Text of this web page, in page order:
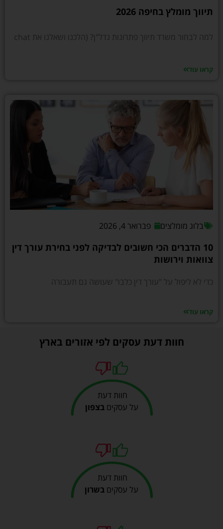
תיווך מומלץ בחיפה 2026
למה לבחור משרד תיווך פתרונות נדל"ן? (הלכנו ושאלנו את chat
קראו עוד
בלוג מומלצים פברואר 4, 2026
10 הדברים הכי חשובים לבדיקה לפני בחירת עורך דין
צוואות וירושות
כדי לא ליפול על "עורך דין כלבו" שעושה גם תעבורה
קראו עוד
חוות דעת עסקים לפי אזורים בארץ
חוות דעת
על עסקיםבצפון
חוות דעת
על עסקים בשרון